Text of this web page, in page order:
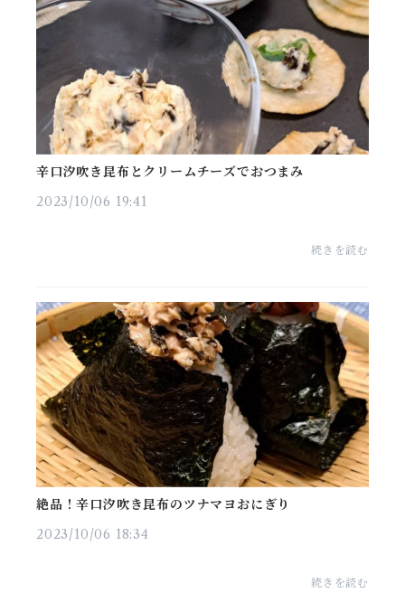
辛口汐吹き昆布とクリームチーズでおつまみ
2023/10/06 19:41
続きを読む
絶品！辛口汐吹き昆布のツナマヨおにぎり
2023/10/06 18:34
続きを読む